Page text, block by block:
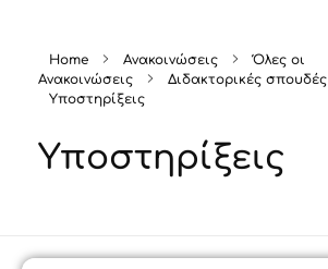
Home Ανακοινώσεις
Όλες οι
Ανακοινώσεις
Διδακτορικές σπουδές
Υποστηρίξεις
Υποστηρίξεις